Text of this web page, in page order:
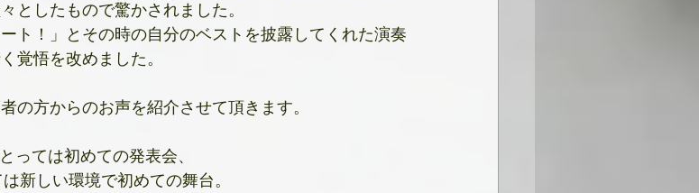
としたもので驚かされました。
ト！」とその時の自分のベストを披露してくれた演奏
覚悟を改めました。
の方からのお声を紹介させて頂きます。
っては初めての発表会、
新しい環境で初めての舞台。